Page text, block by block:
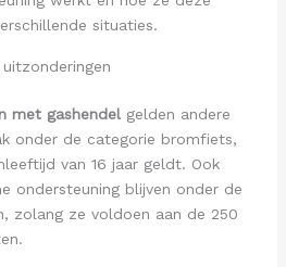
situaties.
met gashendelgelden andere
onder de categorie bromfiets,
van 16 jaar geldt. Ook
ondersteuning blijven onder de
zolang ze voldoen aan de 250